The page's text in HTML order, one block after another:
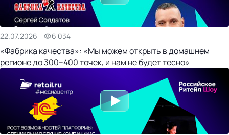
22.07.2026 6 034
«Фабрика качества»: «Мы можем открыть в домашнем
регионе до 300–400 точек, и нам не будет тесно»